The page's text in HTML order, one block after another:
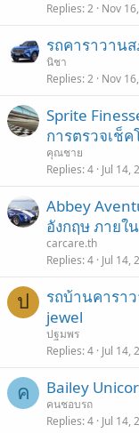
Replies 2 Nov
รถคาราวาน
นิชา
Replies 2 Nov
Sprite
การตรวจเช็
คุณชาย
Replies 4 Jul 14,
Abbey
อังกฤษ ภายใ
carcare.th
Replies 4 Jul 14,
ป
รถบ้านคารา
jewel
ปฐมพร
Replies 4 Jul 14,
ค Bailey
คนชอบรถ
Replies 4 Jul 14,